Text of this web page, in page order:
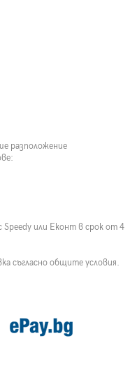
разположение
Speedy или Еконт в срок от 4
съгласно общите условия.